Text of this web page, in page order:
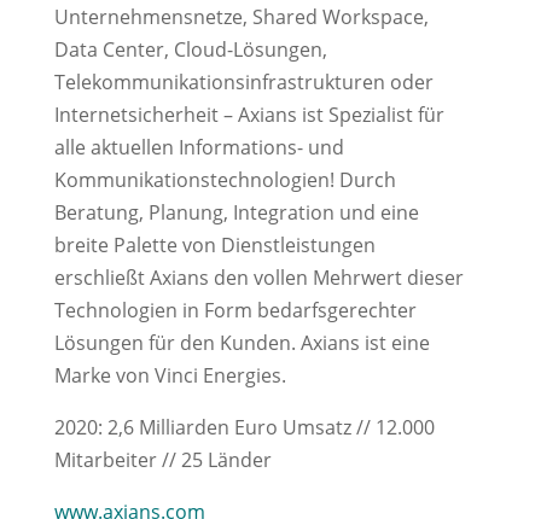
Unternehmensnetze, Shared Workspace,
Data Center, Cloud-Lösungen,
Telekommunikationsinfrastrukturen oder
Internetsicherheit – Axians ist Spezialist für
alle aktuellen Informations- und
Kommunikationstechnologien! Durch
Beratung, Planung, Integration und eine
breite Palette von Dienstleistungen
erschließt Axians den vollen Mehrwert dieser
Technologien in Form bedarfsgerechter
Lösungen für den Kunden. Axians ist eine
Marke von Vinci Energies.
2020: 2,6 Milliarden Euro Umsatz // 12.000
Mitarbeiter // 25 Länder
www.axians.com